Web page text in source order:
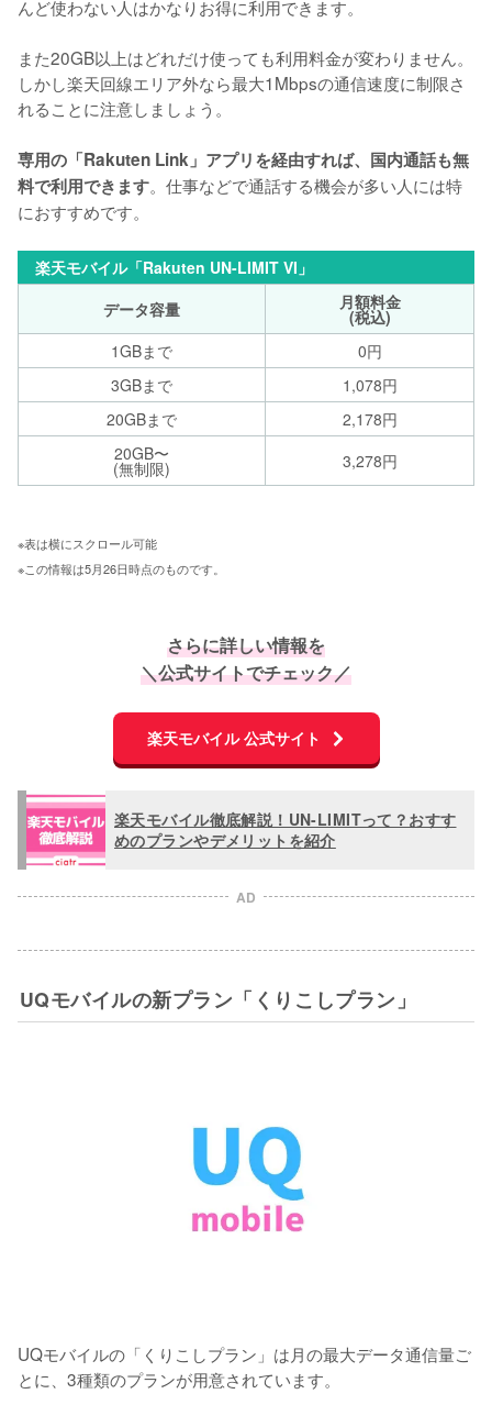
んど使わない人はかなりお得に利用できます。
また20GB以上はどれだけ使っても利用料金が変わりません。
しかし楽天回線エリア外なら最大1Mbpsの通信速度に制限さ
れることに注意しましょう。
専用の「Rakuten Link」アプリを経由すれば、国内通話も無
料で利用できます。仕事などで通話する機会が多い人には特
におすすめです。
楽天モバイル「Rakuten UN-LIMIT VI」
データ容量
月額料金
(税込)
1GBまで
0円
3GBまで
1,078円
20GBまで
2,178円
20GB〜
(無制限) 3,278円
※表は横にスクロール可能
※この情報は5月26日時点のものです。
さらに詳しい情報を
＼公式サイトでチェック／
楽天モバイル 公式サイト
楽天モバイル徹底解説！UN-LIMITって？おすす
めのプランやデメリットを紹介
AD
UQモバイルの新プラン「くりこしプラン」
UQモバイルの「くりこしプラン」は月の最大データ通信量ご
とに、3種類のプランが用意されています。